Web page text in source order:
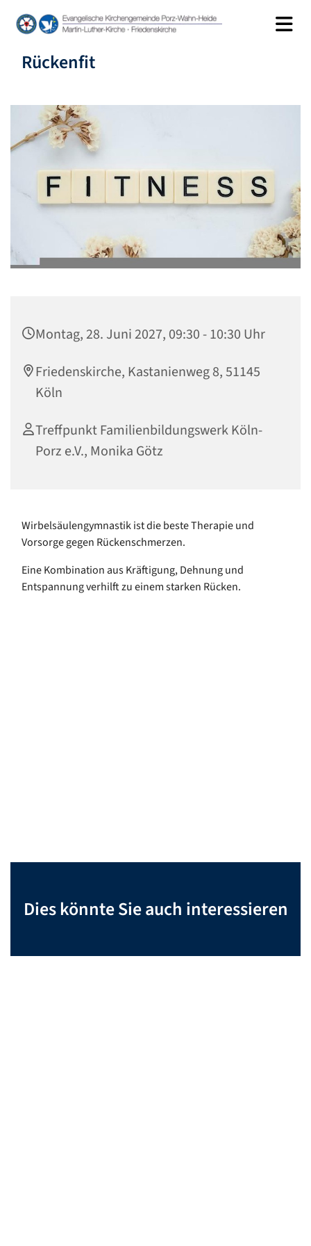
Rückenfit
Montag, 28. Juni 2027, 09:30 - 10:30 Uhr
Friedenskirche, Kastanienweg 8, 51145
Köln
Treffpunkt Familienbildungswerk Köln-
Porz e.V., Monika Götz
Wirbelsäulengymnastik ist die beste Therapie und
Vorsorge gegen Rückenschmerzen.
Eine Kombination aus Kräftigung, Dehnung und
Entspannung verhilft zu einem starken Rücken.
Dies könnte Sie auch interessieren